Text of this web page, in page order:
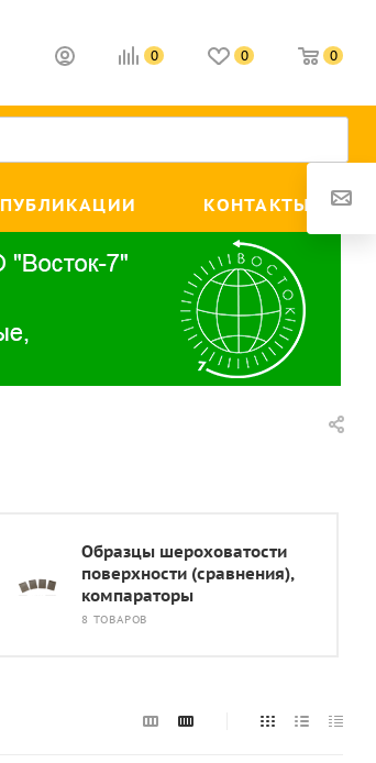
0 0 0
ПУБЛИКАЦИИ КОНТАКТЫ
Образцы шероховатости
поверхности (сравнения),
компараторы
8 ТОВАРОВ